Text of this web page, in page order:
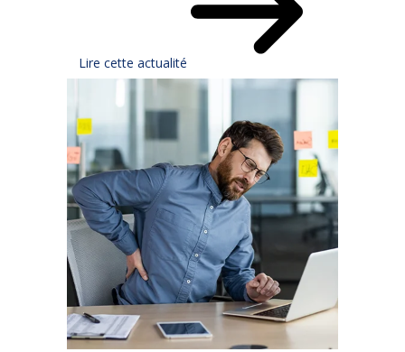
Lire cette actualité